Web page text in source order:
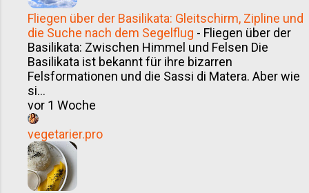
Fliegen über der Basilikata: Gleitschirm, Zipline und
die Suche nach dem Segelflug - Fliegen über der
Basilikata: Zwischen Himmel und Felsen Die
Basilikata ist bekannt für ihre bizarren
Felsformationen und die Sassi di Matera. Aber wie
si...
vor 1 Woche
vegetarier.pro